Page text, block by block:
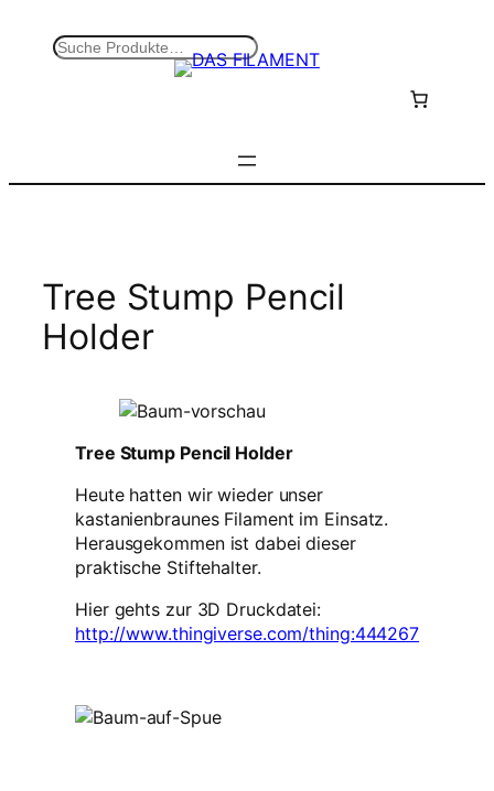
S
Tree Stump Pencil
Holder
Tree Stump Pencil Holder
Heute hatten wir wieder unser
kastanienbraunes Filament im Einsatz.
Herausgekommen ist dabei dieser
praktische Stiftehalter.
Hier gehts zur 3D Druckdatei:
http://www.thingiverse.com/thing:444267